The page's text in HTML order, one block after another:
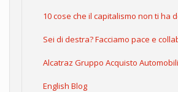
10 cose che il capitalismo non ti ha
Sei di destra? Facciamo pace e
Alcatraz Gruppo Acquisto Automobili
English Blog